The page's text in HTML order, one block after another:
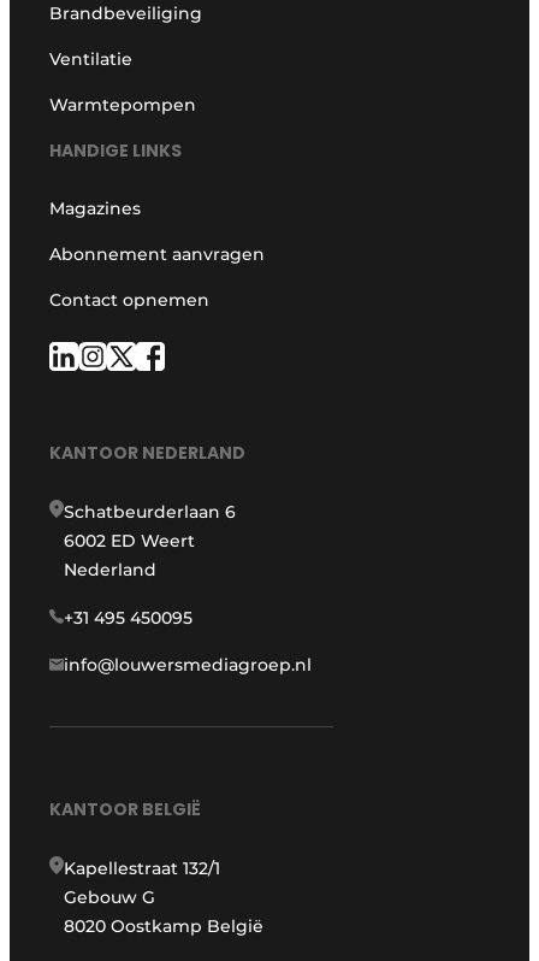
Brandbeveiliging
Ventilatie
Warmtepompen
HANDIGE LINKS
Magazines
Abonnement aanvragen
Contact opnemen
KANTOOR NEDERLAND
Schatbeurderlaan 6
6002 ED Weert
Nederland
+31 495 450095
info@louwersmediagroep.nl
KANTOOR BELGIË
Kapellestraat 132/1
Gebouw G
8020 Oostkamp België